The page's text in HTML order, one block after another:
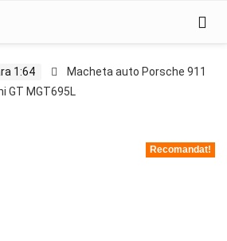
1:64
Macheta auto Porsche 911
GT MGT695L
Recomandat!